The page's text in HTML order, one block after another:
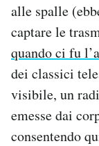
alle spalle
captare le
quando ci fu
dei classici
visibile, un
emesse dai
consentendo